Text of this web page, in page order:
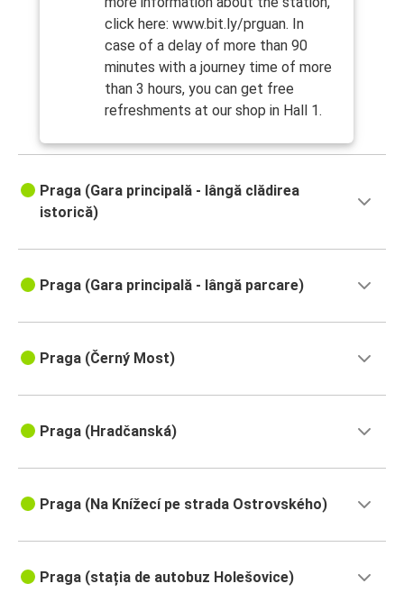
click here: www.bit.ly/prguan. In
case of a delay of more than 90
minutes with a journey time of more
than 3 hours, you can get free
refreshments at our shop in Hall 1.
Praga (Gara principală - lângă clădirea
istorică)
Praga (Gara principală - lângă parcare)
Praga (Černý Most)
Praga (Hradčanská)
Praga (Na Knížecí pe strada Ostrovského)
Praga (stația de autobuz Holešovice)